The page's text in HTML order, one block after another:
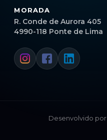
MORADA
R. Conde de Aurora 405
4990-118 Ponte de Lima
Desenvolvido por